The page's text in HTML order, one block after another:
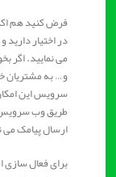
فرض کنید هم
در اختیار دارید
می نمایید. اگر
و… به مشتریان
سرویس این
طریق وب سرویس
ارسال پیامک می
برای فعال